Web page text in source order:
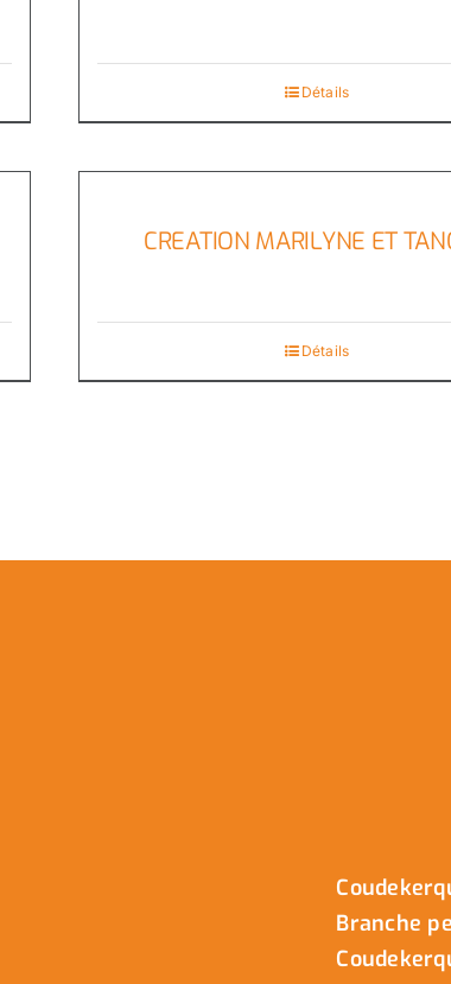
Détails
CREATION MARILYNE ET
Détails
Branche